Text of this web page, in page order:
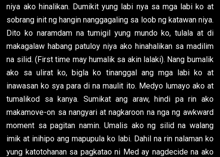
niya ako hinalikan. Dumikit yung labi nya sa mga labi ko at
sobrang init ng hangin nanggagaling sa loob ng katawan niya.
Dito ko naramdam na tumigil yung mundo ko, tulala at di
makagalaw habang patuloy niya ako hinahalikan sa madilim
na silid. (First time may humalik sa akin lalaki). Nang bumalik
ako sa ulirat ko, bigla ko tinanggal ang mga labi ko at
inawasan ko sya para di na maulit ito. Medyo lumayo ako at
tumalikod sa kanya. Sumikat ang araw, hindi pa rin ako
makamove-on sa nangyari at nagkaroon na nga ng awkward
moment sa pagitan namin. Umalis ako ng silid na walang
imik at inihipo ang mapupula ko labi. Dahil na rin nalaman ko
yung katotohanan sa pagkatao ni Med ay nagdecide na ako